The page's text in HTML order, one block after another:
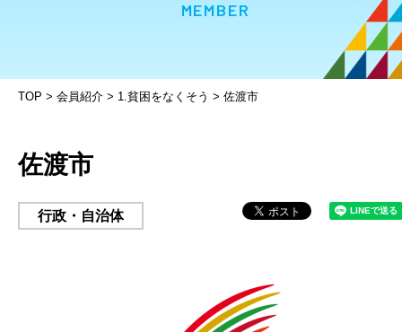
MEMBER
TOP > 会員紹介 > 1.貧困をなくそう > 佐渡市
佐渡市
行政・自治体